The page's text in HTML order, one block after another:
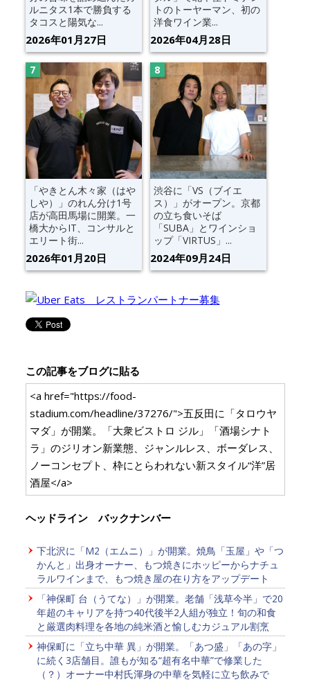
ルニタス1本で勝負する
タコスと陽気な...
2026年01月27日
トのトーヤーマン、初の
洋食ワイン業...
2026年04月28日
「やきとん木々家（はや
しや）」のれん分け1号
店が高田馬場に開業。一
橋大からIT、コンサルと
エリート街...
2026年01月20日
渋谷に「VS（ブイエ
ス）」がオープン。京都
の立ち食いそば
「SUBA」とワインショ
ップ「VIRTUS」...
2024年09月24日
この記事をブログに貼る
<a href="https://food-
stadium.com/headline/37276/">五反田に「タロウヤ
マダ」が開業。「大衆ビストロ ジル」「酒場シナト
ラ」のジリオン新業態、ジャンルレス、ボーダレス、
ノーコンセプト、枠にとらわれない新スタイル“洋”居
酒屋</a>
ヘッドライン バックナンバー
下北沢に「M2（エムニ）」が開業。焼鳥「玉屋」や「つ
かんと」出身オーナー、もつ焼きにホッピーからナチュ
ラルワインまで、もつ焼き屋の在り方をアップデート
「神保町 台（うてな）」が開業。老舗「浅草今半」で20
年超のキャリアを持つ40代後半2人組が独立！旬の和食
と厳選肉料理を各地の純米酒と愉しむカジュアル割烹
神保町に「立ち中華 異」が開業。「あつ盛」「あの字」
に続く3店舗目。誰もが知る“超有名中華”で修業した
（？）オーナー中村氏渾身の中華を気軽に立ち飲みで